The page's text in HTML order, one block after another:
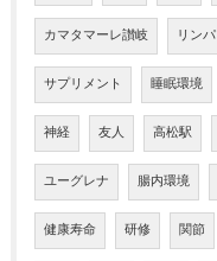
カマタマーレ讃岐 リンパ
サプリメント 睡眠環境
神経 友人 高松駅
ユーグレナ 腸内環境
健康寿命 研修 関節